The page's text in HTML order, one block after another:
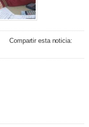
Compartir esta noticia: